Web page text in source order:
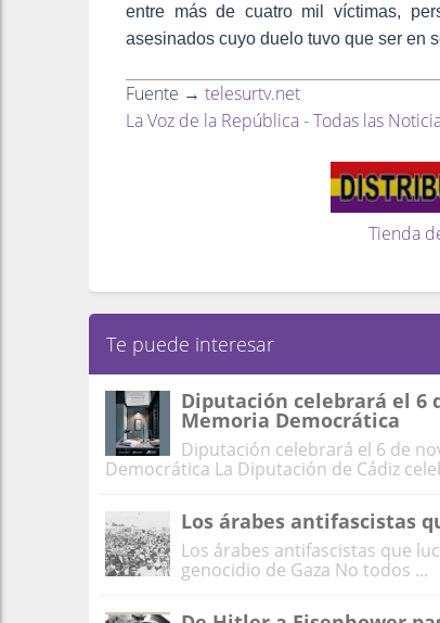
entre más de cuatro mil víctimas,
asesinados cuyo duelo tuvo que ser en
Fuente → telesurtv.net
La Voz de la República - Todas las
Tienda
Te puede interesar
Diputación celebrará el 6
Memoria Democrática
Diputación celebrará el 6 de
Democrática La Diputación de Cádiz
Los árabes antifascistas
Los árabes antifascistas que
genocidio de Gaza No todos ...